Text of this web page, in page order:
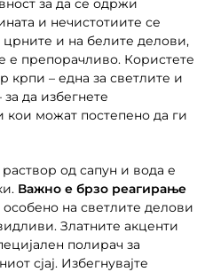
за да се одржи
и нечистотиите се
и на белите делови,
е препорачливо. Користете
– една за светлите и
да избегнете
можат постепено да ги
од сапун и вода е
Важно е брзо реагирање
на светлите делови
Златните акценти
полирач за
сјај. Избегнувајте